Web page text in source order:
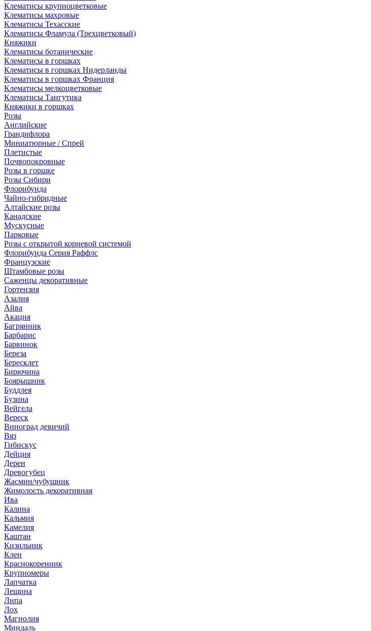
Клематисы крупноцветковые
Клематисы махровые
Клематисы Техасские
Клематисы Фламула (Трехцветковый)
Княжики
Клематисы ботанические
Клематисы в горшках
Клематисы в горшках Нидерланды
Клематисы в горшках Франция
Клематисы мелкоцветковые
Клематисы Тангутика
Княжики в горшках
Розы
Английские
Грандифлора
Миниатюрные / Спрей
Плетистые
Почвопокровные
Розы в горшке
Розы Сибири
Флорибунда
Чайно-гибридные
Алтайские розы
Канадские
Мускусные
Парковые
Розы с открытой корневой системой
Флорибунда Серия Раффлс
Французские
Штамбовые розы
Саженцы декоративные
Гортензия
Азалия
Айва
Акация
Багрянник
Барбарис
Барвинок
Береза
Бересклет
Бирючина
Боярышник
Буддлея
Бузина
Вейгела
Вереск
Виноград девичий
Вяз
Гибискус
Дейция
Дерен
Древогубец
Жасмин/чубушник
Жимолость декоративная
Ива
Калина
Кальмия
Камелия
Каштан
Кизильник
Клен
Краснокоренник
Крупномеры
Лапчатка
Лещина
Липа
Лох
Магнолия
Миндаль